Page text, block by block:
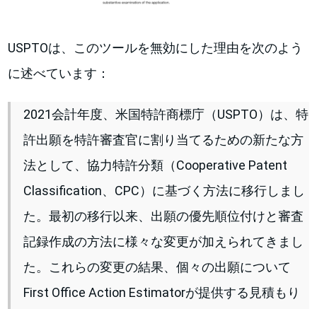
USPTOは、このツールを無効にした理由を次のよう
に述べています：
2021会計年度、米国特許商標庁（USPTO）は、特
許出願を特許審査官に割り当てるための新たな方
法として、協力特許分類（Cooperative Patent
Classification、CPC）に基づく方法に移行しまし
た。最初の移行以来、出願の優先順位付けと審査
記録作成の方法に様々な変更が加えられてきまし
た。これらの変更の結果、個々の出願について
First Office Action Estimatorが提供する見積もり